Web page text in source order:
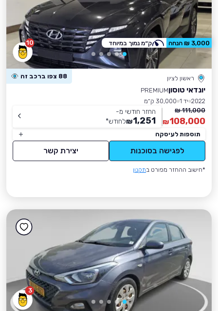
10
ראשון לציון 88 צפו ברכב זה
יונדאי טוסוןPREMIUM
2022 יד 1
30,000 ק״מ
111,000 ₪
108,000
₪
החזר חודשי מ-
1,251
₪לחודש*
תוספות לעיסקה
לפגישה בסוכנות יצירת קשר
*חישוב ההחזר מפורט בתקנון
3,000 ₪ הנחה ק״מ נמוך במיוחד
3